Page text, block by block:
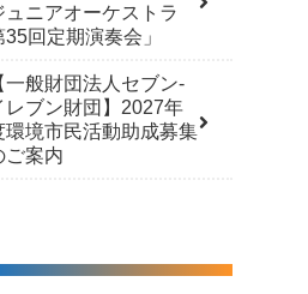
ュニアオーケストラ
35回定期演奏会」
一般財団法人セブン-
レブン財団】2027年
環境市民活動助成募集
ご案内